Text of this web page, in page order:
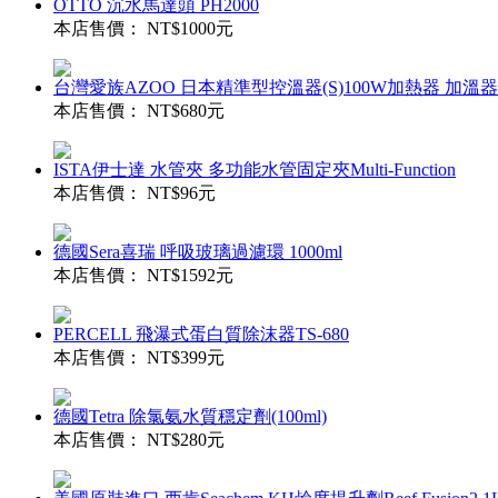
OTTO 沉水馬達頭 PH2000
本店售價： NT$1000元
台灣愛族AZOO 日本精準型控溫器(S)100W加熱器 加溫
本店售價： NT$680元
ISTA伊士達 水管夾 多功能水管固定夾Multi-Function
本店售價： NT$96元
德國Sera喜瑞 呼吸玻璃過濾環 1000ml
本店售價： NT$1592元
PERCELL 飛瀑式蛋白質除沫器TS-680
本店售價： NT$399元
德國Tetra 除氯氨水質穩定劑(100ml)
本店售價： NT$280元